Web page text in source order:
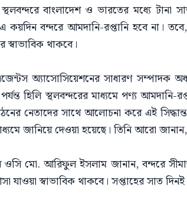
বাংলাদেশ ও ভারতের মধ্যে টানা
কয়দিন বন্দরে আমদানি-রপ্তানি হবে না।
স্বাভাবিক থাকবে।
অ্যাসোসিয়েশনের সাধারণ সম্পাদক
হিলি স্থলবন্দরের মাধ্যমে পণ্য আমদানি-
নেতাদের সাথে আলোচনা করে এই
জানিয়ে দেওয়া হয়েছে। তিনি আরো
মো. আরিফুল ইসলাম জানান, বন্দরে
যাওয়া স্বাভাবিক থাকবে। সপ্তাহের সাত